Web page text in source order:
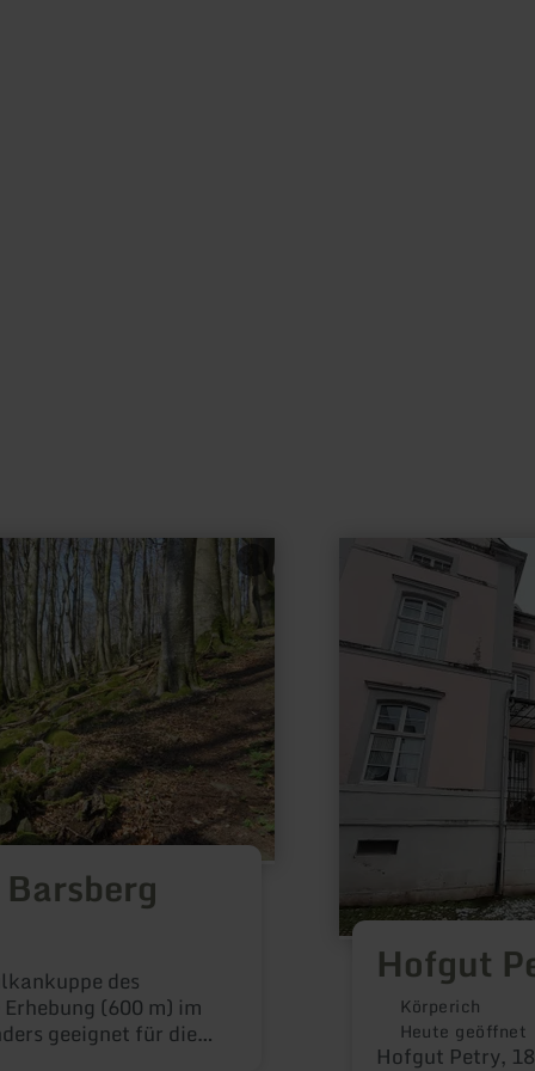
des
(600 m) im
geeignet für die
Hofgut
Körperich
Heute geöffnet
Hofgut Petry,
mehr